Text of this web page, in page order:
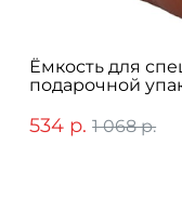
Ёмкость для
подарочной
534 р. 1 068 р.